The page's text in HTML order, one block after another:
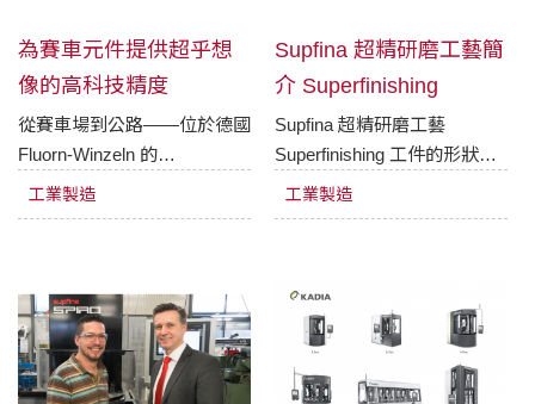
為賽車元件提供超乎想
像的高科技精度
從賽車場到公路——位於德國
Fluorn-Winzeln 的
HIRSCHMANN GmbH 公
司，是賽車與高端性能汽車零
角色，正是協助
HIRSCHMANN 成功確保如
球面軸承、重型桿端關節軸承
等零件超高精度的關鍵。
工業製造
Supfina 超精研磨工藝簡
介 Superfinishing
Supfina 超精研磨工藝
Superfinishing 工件的形狀和
待加工表面的位置決定了所採
用的超精加工工藝。可採用的
用。
工業製造